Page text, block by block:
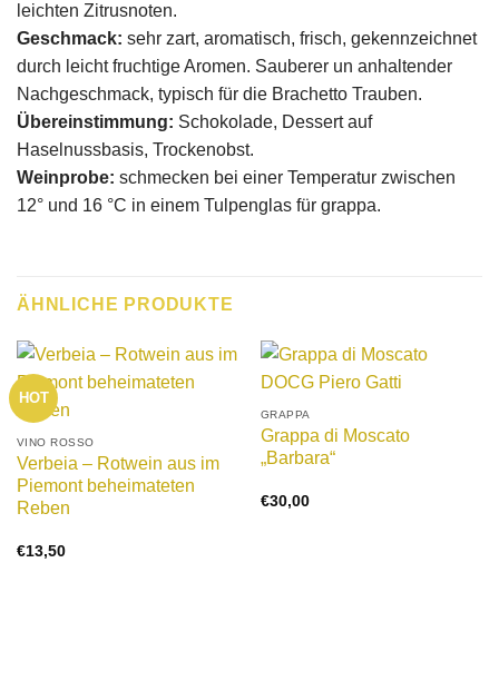
leichten Zitrusnoten.
Geschmack: sehr zart, aromatisch, frisch, gekennzeichnet
durch leicht fruchtige Aromen. Sauberer un anhaltender
Nachgeschmack, typisch für die Brachetto Trauben.
Übereinstimmung: Schokolade, Dessert auf
Haselnussbasis, Trockenobst.
Weinprobe: schmecken bei einer Temperatur zwischen
12° und 16 °C in einem Tulpenglas für grappa.
ÄHNLICHE PRODUKTE
HOT
VINO ROSSO
Verbeia – Rotwein aus im
Piemont beheimateten
Reben
€13,50
GRAPPA
Grappa di Moscato
„Barbara“
€30,00